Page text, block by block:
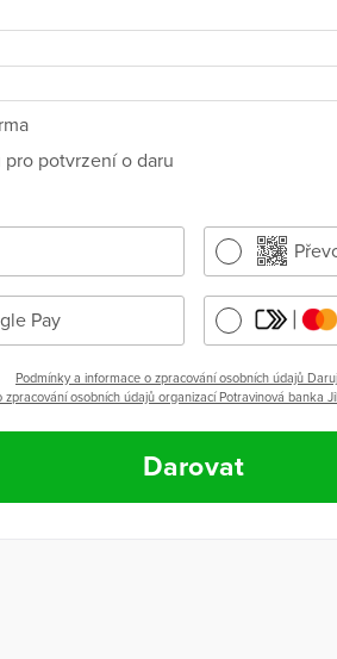
potvrzení o daru
Pay
Podmínky a informace o zpracování osobních údajů
zpracování osobních údajů organizací Potravinová banka
Darovat